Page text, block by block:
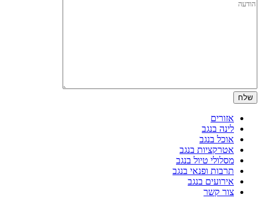
אזורים
לינה בנגב
אוכל בנגב
אטרקציות בנגב
מסלולי טיול בנגב
תרבות ופנאי בנגב
אירועים בנגב
צור קשר